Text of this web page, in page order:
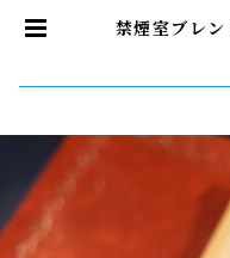
禁煙室ブレ